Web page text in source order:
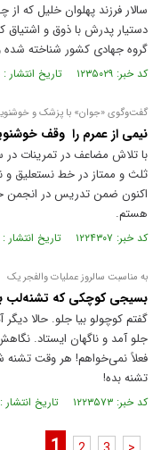
سالار فرزند پهلوان خلیل که
دستیار پدرش با ذوق و
گروه جهادی کشور شناخته
کد خبر: ۱۲۳۵۰۲۹ تاریخ انتشار : ۱۴۰۳/۰۳/۳۰
گفت‌وگوی «جوان» با پزشک و
نیمی از عمرم را وقف
ثلث و ممتاز در خط نستعلیق
اکنون ضمن تدریس در انجمن
هستم.
کد خبر: ۱۲۲۴۳۰۷ تاریخ انتشار : ۱۴۰۳/۰۱/۲۸
به مناسبت سالروز عملیات والفجر یک
بسیجی کوچکی که تشنه‌لب
گفتم کوچولو بیا جلو. حالا
جلو آمد و ناگهان ایستاد.
فعلاً نمی‌خواهم! هر وقت تشنه
تشنه بده!
کد خبر: ۱۲۲۳۵۷۳ تاریخ انتشار : ۱۴۰۳/۰۱/۲۱